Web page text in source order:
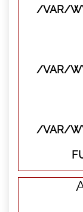
/VAR/
/VAR/
/VAR/